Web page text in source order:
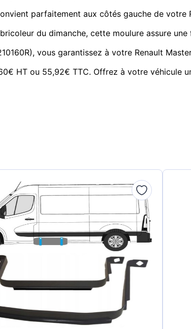
parfaitement aux côtés gauche de
du dimanche, cette moulure assure
vous garantissez à votre Renault
HT ou 55,92€ TTC. Offrez à votre véhicule